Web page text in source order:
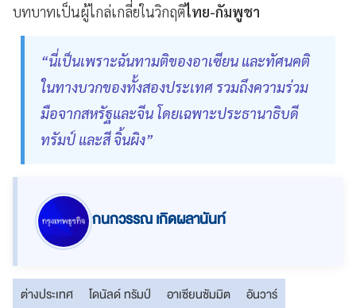
บทบาทเป็นผู้ไกล่เกลี่ยในวิกฤติไทย-กัมพูชา
“นี่เป็นเพราะฉันทามติของอาเซียน และทัศนคติ
ในทางบวกของทั้งสองประเทศ รวมถึงความร่วม
มือจากสหรัฐและจีน โดยเฉพาะประธานาธิบดี
ทรัมป์ และสี จิ้นผิง”
กนกวรรณ เกิดผลานันท์
ต่างประเทศ โดนัลด์ ทรัมป์ อาเซียนซัมมิต
อันวาร์